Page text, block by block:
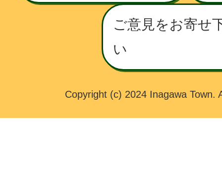
T
ご意見をお寄せ
い
Copyright (c) 2024 Inagawa Town.